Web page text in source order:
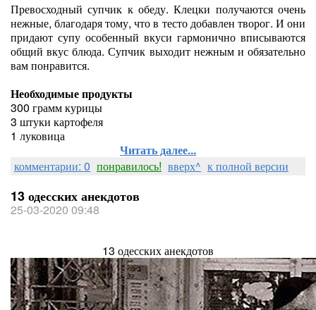
Превосходный супчик к обеду. Клецки получаются очень
нежные, благодаря тому, что в тесто добавлен творог. И они
придают супу особенный вкуси гармонично вписываются
общий вкус блюда. Супчик выходит нежным и обязательно
вам понравится.
Необходимые продукты
300 грамм курицы
3 штуки картофеля
1 луковица
Читать далее...
комментарии: 0 понравилось! вверх^ к полной версии
13 одесских анекдотов
25-03-2020 09:48
13 одесских анекдотов